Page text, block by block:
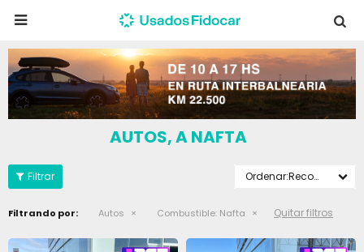

AUTOS, A NAFTA
Recomendados
Filtrando por: Autos Combustible: Nafta Quitar filtros